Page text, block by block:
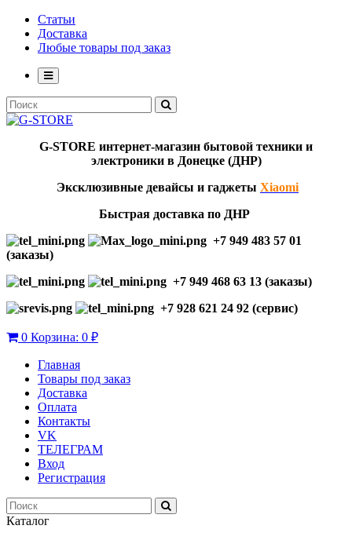
Статьи
Доставка
Любые товары под заказ
G-STORE интернет-магазин бытовой техники и
электроники в Донецке (ДНР)
Эксклюзивные девайсы и гаджеты Xiaomi
Быстрая доставка по ДНР
+7 949 483 57 01
(заказы)
+7 949 468 63 13 (заказы)
+7 928 621 24 92 (сервис)
0 Корзина: 0 ₽
Главная
Товары под заказ
Доставка
Оплата
Контакты
VK
ТЕЛЕГРАМ
Вход
Регистрация
Каталог